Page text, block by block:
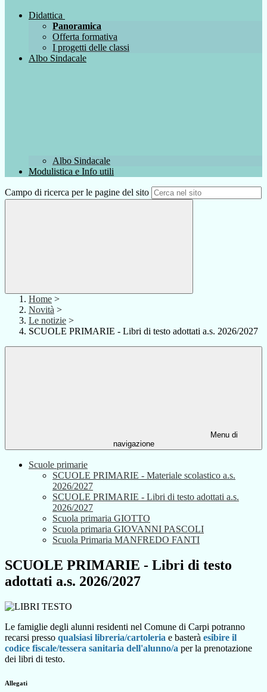
Didattica
Panoramica
Offerta formativa
I progetti delle classi
Albo Sindacale
Albo Sindacale
Modulistica e Info utili
Campo di ricerca per le pagine del sito
Home >
Novità >
Le notizie >
SCUOLE PRIMARIE - Libri di testo adottati a.s. 2026/2027
Menu di
navigazione
Scuole primarie
SCUOLE PRIMARIE - Materiale scolastico a.s.
2026/2027
SCUOLE PRIMARIE - Libri di testo adottati a.s.
2026/2027
Scuola primaria GIOTTO
Scuola primaria GIOVANNI PASCOLI
Scuola Primaria MANFREDO FANTI
SCUOLE PRIMARIE - Libri di testo
adottati a.s. 2026/2027
Le famiglie degli alunni residenti nel Comune di Carpi potranno
recarsi presso qualsiasi libreria/cartoleria e basterà esibire il
codice fiscale/tessera sanitaria dell'alunno/a per la prenotazione
dei libri di testo.
Allegati